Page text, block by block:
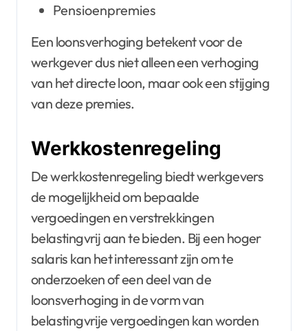
Pensioenpremies
Een loonsverhoging betekent voor de
werkgever dus niet alleen een verhoging
van het directe loon, maar ook een stijging
van deze premies.
Werkkostenregeling
De werkkostenregeling biedt werkgevers
de mogelijkheid om bepaalde
vergoedingen en verstrekkingen
belastingvrij aan te bieden. Bij een hoger
salaris kan het interessant zijn om te
onderzoeken of een deel van de
loonsverhoging in de vorm van
belastingvrije vergoedingen kan worden